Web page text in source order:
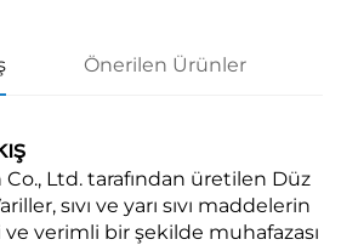
Önerilen Ürünler
Ltd. tarafından üretilen Düz
sıvı ve yarı sıvı maddelerin
verimli bir şekilde muhafazası